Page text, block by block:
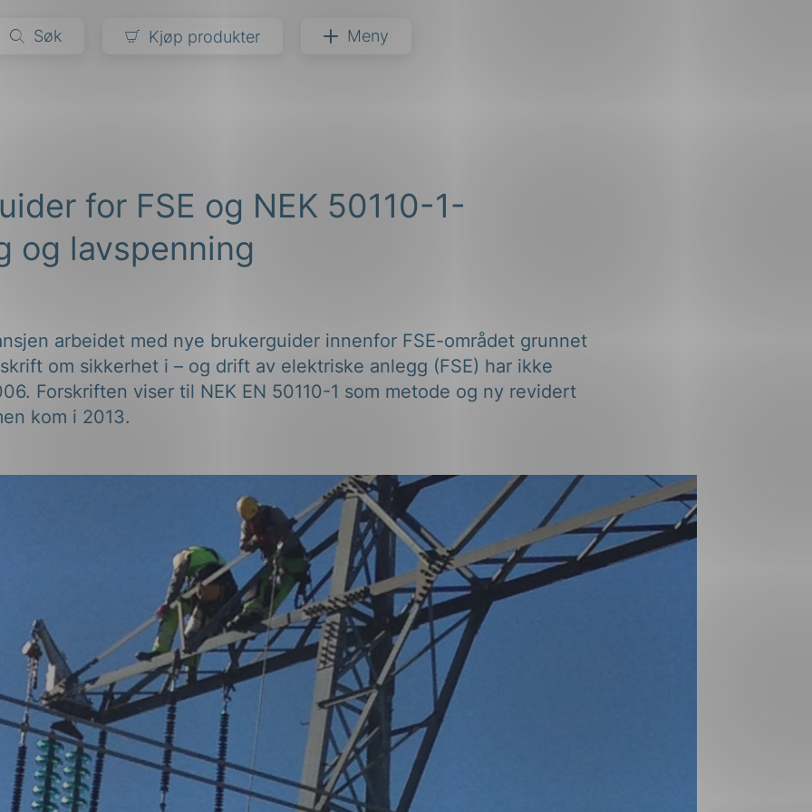
Søk Kjøp produkter Meny
for FSE og NEK 50110-1-
og lavspenning
arbeidet med nye brukerguider innenfor FSE-området grunnet
om sikkerhet i – og drift av elektriske anlegg (FSE) har ikke
Forskriften viser til NEK EN 50110-1 som metode og ny revidert
kom i 2013.